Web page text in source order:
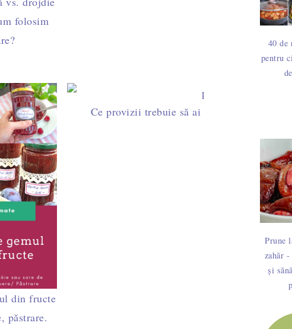
folosim
rețete cu linte
din fructe
păstrare.
Ce provizii trebuie să ai în casă pe
40 de
pentru
Prune
zahăr
și